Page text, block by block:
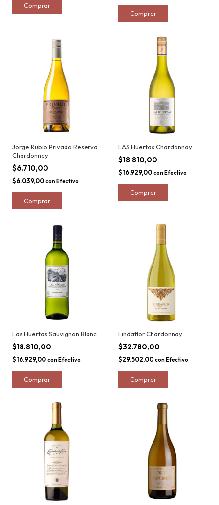
Jorge Rubio Privado Reserva
Chardonnay
$6.710,00
$6.039,00 conEfectivo
LAS Huertas Chardonnay
$18.810,00
$16.929,00 conEfectivo
Las Huertas Sauvignon Blanc
$18.810,00
$16.929,00 con Efectivo
Lindaflor Chardonnay
$32.780,00
$29.502,00 con Efectivo